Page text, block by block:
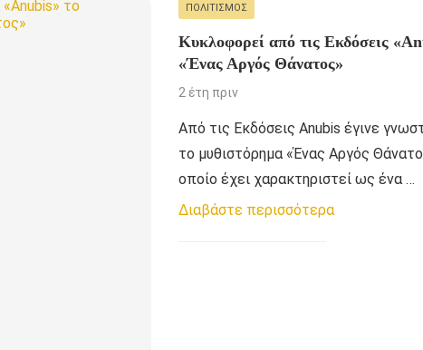
ΠΟΛΙΤΙΣΜΌΣ
Κυκλοφορεί από τις Εκδόσεις
«Ένας Αργός Θάνατος»
2 έτη πριν
Από τις Εκδόσεις Anubis έγινε
το μυθιστόρημα «Ένας Αργός
οποίο έχει χαρακτηριστεί ως ένα …
Διαβάστε περισσότερα